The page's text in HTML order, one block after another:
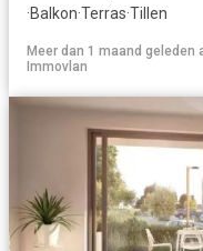
·Balkon·Terras·Tillen
Meer dan 1 maand geleden
Immovlan